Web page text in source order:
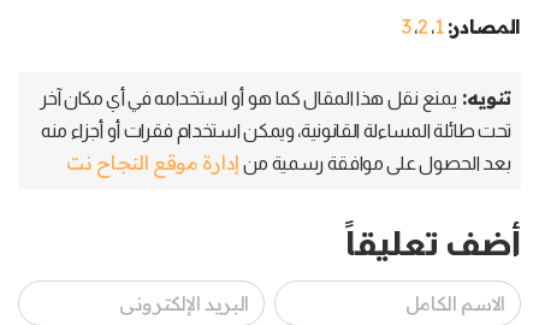
المصادر: 1، 2،3
تنويه: يمنع نقل هذا المقال كما هو أو استخدامه في أي مكان آخر
تحت طائلة المساءلة القانونية، ويمكن استخدام فقرات أو أجزاء منه
بعد الحصول على موافقة رسمية من إدارة موقع النجاح نت
أضف تعليقاً